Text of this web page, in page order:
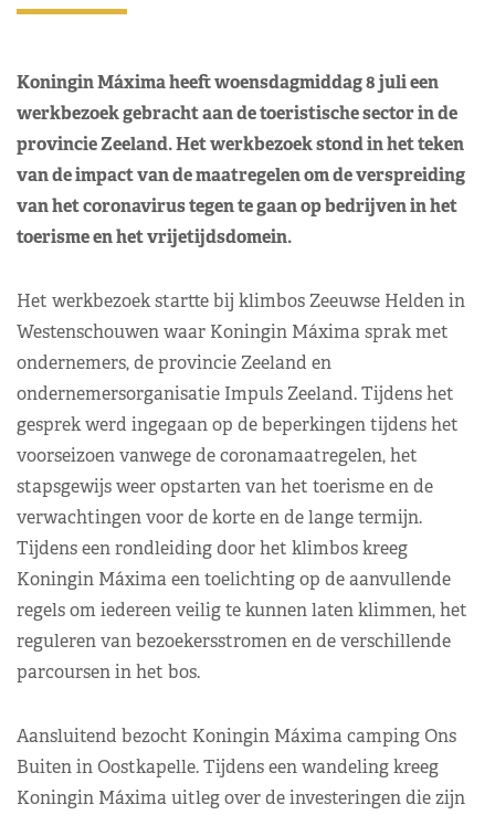
Koningin Máxima heeft woensdagmiddag 8 juli een
werkbezoek gebracht aan de toeristische sector in de
provincie Zeeland. Het werkbezoek stond in het teken
van de impact van de maatregelen om de verspreiding
van het coronavirus tegen te gaan op bedrijven in het
toerisme en het vrijetijdsdomein.
Het werkbezoek startte bij klimbos Zeeuwse Helden in
Westenschouwen waar Koningin Máxima sprak met
ondernemers, de provincie Zeeland en
ondernemersorganisatie Impuls Zeeland. Tijdens het
gesprek werd ingegaan op de beperkingen tijdens het
voorseizoen vanwege de coronamaatregelen, het
stapsgewijs weer opstarten van het toerisme en de
verwachtingen voor de korte en de lange termijn.
Tijdens een rondleiding door het klimbos kreeg
Koningin Máxima een toelichting op de aanvullende
regels om iedereen veilig te kunnen laten klimmen, het
reguleren van bezoekersstromen en de verschillende
parcoursen in het bos.
Aansluitend bezocht Koningin Máxima camping Ons
Buiten in Oostkapelle. Tijdens een wandeling kreeg
Koningin Máxima uitleg over de investeringen die zijn